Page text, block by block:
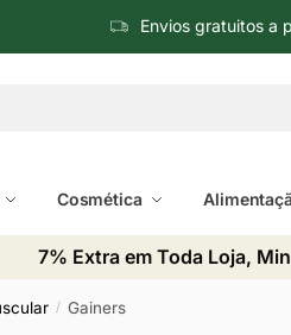
Envios gratuitos a
Cosmética
7% Extra em Toda Loja,
/ Gainers